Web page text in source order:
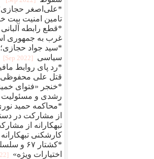
*علی‌اصغر
تامین امنیت بیت
*قطع رابطه
غرب به جمهوری
*سید جواد
سیاسی
[2022 Sep]
*رد پای روابط
قتل علی محفوظی
*خنجر «فتوای
رشدی و مسئولیت
*محاکمه حمید
از مشارکت در
تبهکارانه از
کارشکنی تبهکارانه
*کشتار
اختیارات ویژه»
[2022 Aug]